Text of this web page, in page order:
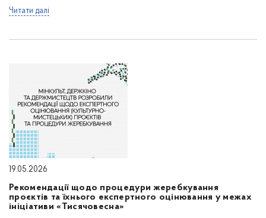
Читати далі
19.05.2026
Рекомендації щодо процедури жеребкування
проєктів та їхнього експертного оцінювання у межах
ініціативи «Тисячовесна»